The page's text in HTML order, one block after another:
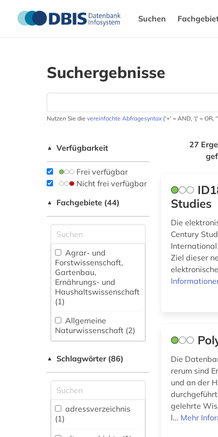
Suchen
Suchergebnisse
Nutzen Sie die vereinfachte Abfragesyntax ('+' = AND, '|' = OR,
▲ Verfügbarkeit
Frei verfügbar
Nicht frei verfügbar
▲ Fachgebiete (44)
Agrar- und
Forstwissenschaft,
Gartenbau,
Ernährungs- und
Haushaltswissenschaft
(1)
Allgemeine
Naturwissenschaft (2)
fachübergreifende
Allgemeine und
vergleichende Sprach-
und
Literaturwissenschaft.
▲ Schlagwörter (86)
adressverzeichnis
(1)
27
Studies
Die
Century
Ziel dieser
Die
rerum sind
und an der
gelehrte
l... Mehr